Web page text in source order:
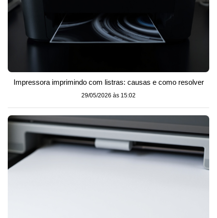
Impressora imprimindo com listras: causas e como resolver
29/05/2026 às 15:02